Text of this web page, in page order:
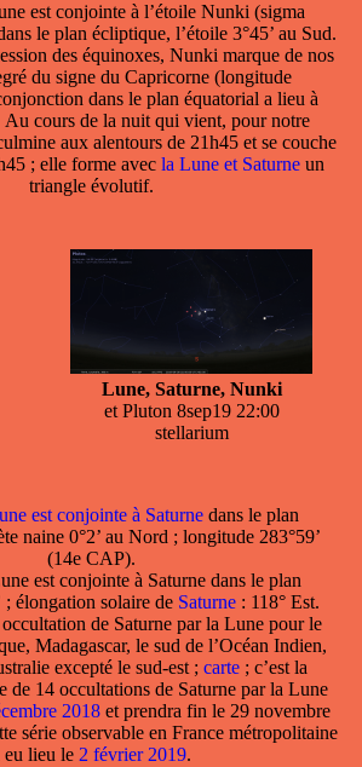
est conjointe à l’étoile Nunki (sigma
le plan écliptique, l’étoile 3°45’ au Sud.
des équinoxes, Nunki marque de nos
du signe du Capricorne (longitude
dans le plan équatorial a lieu à
Au cours de la nuit qui vient, pour notre
aux alentours de 21h45 et se couche
; elle forme avec la Lune et Saturne un
triangle évolutif.
Lune, Saturne, Nunki
et Pluton 8sep19 22:00
stellarium
est conjointe à Saturne dans le plan
naine 0°2’ au Nord ; longitude 283°59’
(14e CAP).
est conjointe à Saturne dans le plan
; élongation solaire de Saturne : 118° Est.
occultation de Saturne par la Lunepour le
Madagascar, le sud de l’Océan Indien,
excepté le sud-est ; carte; c’est la
de 14 occultations de Saturne par la Lune
2018et prendra fin le 29 novembre
série observable en France métropolitaine
eu lieu le 2 février 2019.